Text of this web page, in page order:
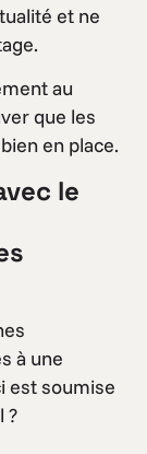
et ne
au
que les
en place.
le
à une
est soumise
?